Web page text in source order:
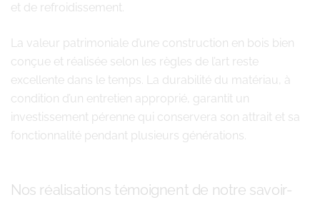
et de refroidissement.
La valeur patrimoniale d’une construction en bois bien
conçue et réalisée selon les règles de l’art reste
excellente dans le temps. La durabilité du matériau, à
condition d’un entretien approprié, garantit un
investissement pérenne qui conservera son attrait et sa
fonctionnalité pendant plusieurs générations.
Nos réalisations témoignent de notre savoir-